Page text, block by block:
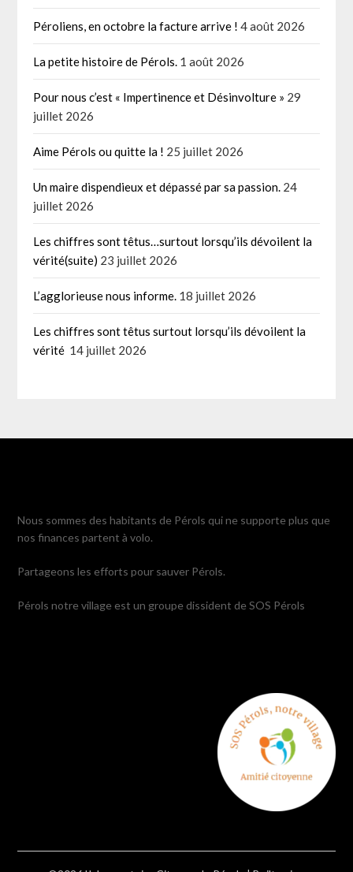
Péroliens, en octobre la facture arrive ! 4 août 2026
La petite histoire de Pérols. 1 août 2026
Pour nous c’est « Impertinence et Désinvolture » 29
juillet 2026
Aime Pérols ou quitte la ! 25 juillet 2026
Un maire dispendieux et dépassé par sa passion. 24
juillet 2026
Les chiffres sont têtus…surtout lorsqu’ils dévoilent la
vérité(suite) 23 juillet 2026
L’agglorieuse nous informe. 18 juillet 2026
Les chiffres sont têtus surtout lorsqu’ils dévoilent la
vérité 14 juillet 2026
Nous sommes des habitants de Pérols qui ne supporte plus que
nos finances partent à volo.
Partageons les efforts pour sauver Pérols.
Pérols notre village est un groupe dissident de SOS Pérols